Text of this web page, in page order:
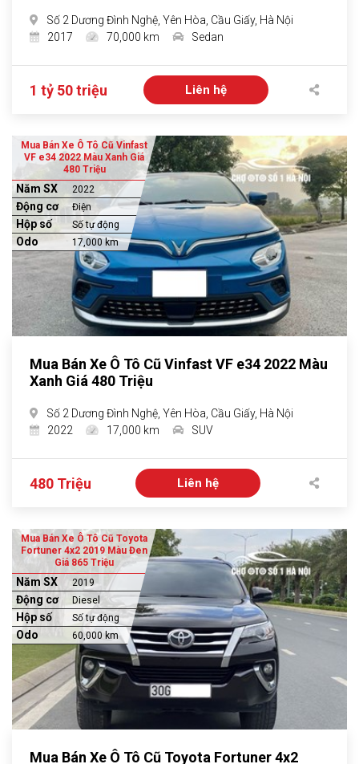
Số 2 Dương Đình Nghệ, Yên Hòa, Cầu Giấy, Hà Nội
2017
70,000 km Sedan
1 tỷ 50 triệu Liên hệ
Mua Bán Xe Ô Tô Cũ Vinfast
VF e34 2022 Màu Xanh Giá
480 Triệu
Năm SX 2022
Động cơ Điện
Hộp số Số tự động
Odo 17,000 km
Mua Bán Xe Ô Tô Cũ Vinfast VF e34 2022 Màu
Xanh Giá 480 Triệu
Số 2 Dương Đình Nghệ, Yên Hòa, Cầu Giấy, Hà Nội
2022
17,000 km SUV
480 Triệu Liên hệ
Mua Bán Xe Ô Tô Cũ Toyota
Fortuner 4x2 2019 Màu Đen
Giá 865 Triệu
Năm SX 2019
Động cơ Diesel
Hộp số Số tự động
Odo 60,000 km
Mua Bán Xe Ô Tô Cũ Toyota Fortuner 4x2